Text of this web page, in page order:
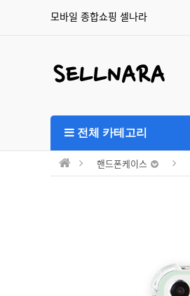
모바일 종합쇼핑 셀나라
전체 카테고리
핸드폰케이스